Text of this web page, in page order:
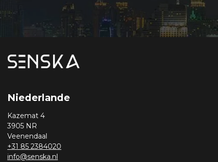
Niederlande
Kazemat 4
3905 NR
Veenendaal
+31 85 2384020
info@senska.nl